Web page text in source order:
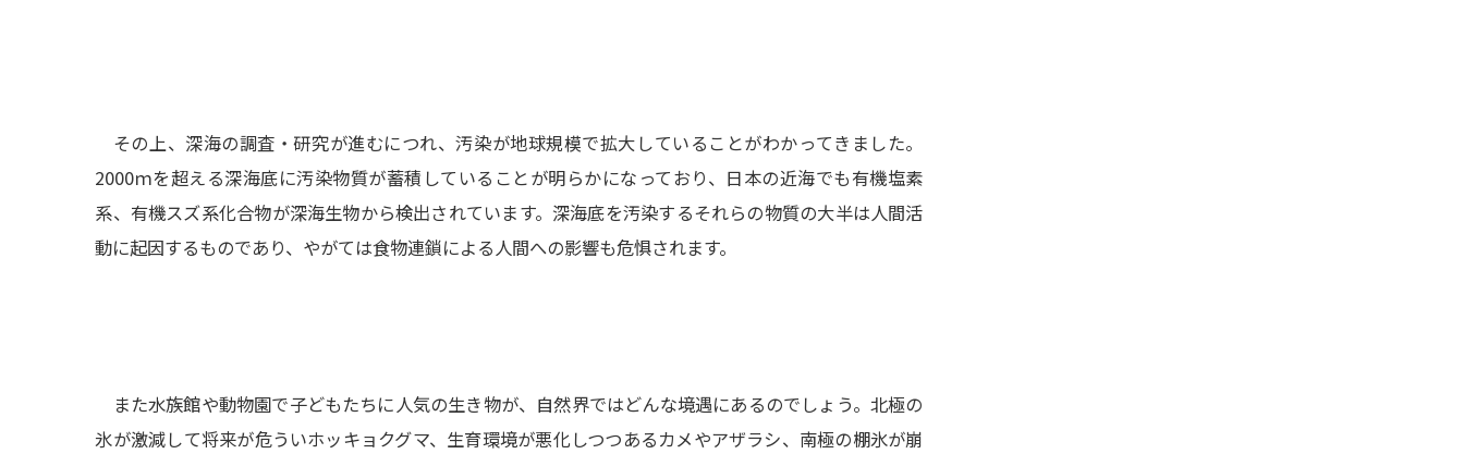
その上、深海の調査・研究が進むにつれ、汚染が地球規模で拡大していることがわかってきました。
2000ｍを超える深海底に汚染物質が蓄積していることが明らかになっており、日本の近海でも有機塩素
系、有機スズ系化合物が深海生物から検出されています。深海底を汚染するそれらの物質の大半は人間活
動に起因するものであり、やがては食物連鎖による人間への影響も危惧されます。
また水族館や動物園で子どもたちに人気の生き物が、自然界ではどんな境遇にあるのでしょう。北極の
氷が激減して将来が危ういホッキョクグマ、生育環境が悪化しつつあるカメやアザラシ、南極の棚氷が崩